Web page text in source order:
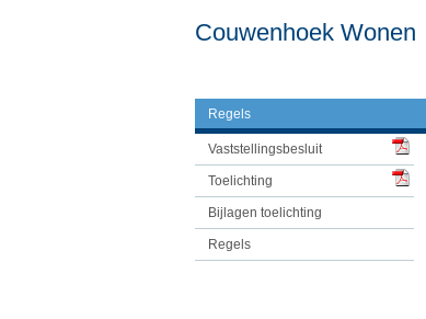
Couwenhoek Wonen
Regels
Vaststellingsbesluit
Toelichting
Bijlagen toelichting
Regels